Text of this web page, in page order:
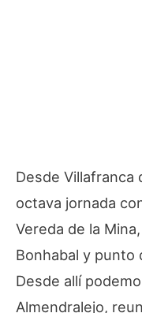
Desde Villafranca
octava jornada
Vereda de la
Bonhabal y punto
Desde allí
Almendralejo,